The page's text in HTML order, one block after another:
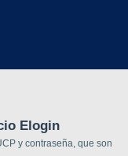
Elogin
y contraseña, que son